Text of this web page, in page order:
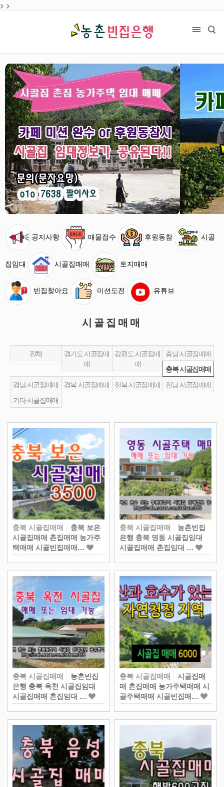
> >
공지사항 매물접수 후원동참 시골
집임대 시골집매매 토지매매
빈집찾아요 미션도전 유튜브
시골집매매
전체
경기도 시골집매
매
강원도 시골집매
매
충남 시골집매매
충북 시골집매매
경남 시골집매매
경북 시골집매매 전북 시골집매매 전남 시골집매매
기타 시골집매매
충북 시골집매매
충북 보은
시골집매매 촌집매매 농가주
택매매 시골빈집매매…
충북 시골집매매
농촌빈집
은행 충북 영동 시골집임대
시골집매매 촌집임대 …
충북 시골집매매
농촌빈집
은행 충북 옥천 시골집임대
시골집매매 촌집임대 …
충북 시골집매매
시골집매
매 촌집매매 농가주택매매 시
골주택매매 시골빈집매…